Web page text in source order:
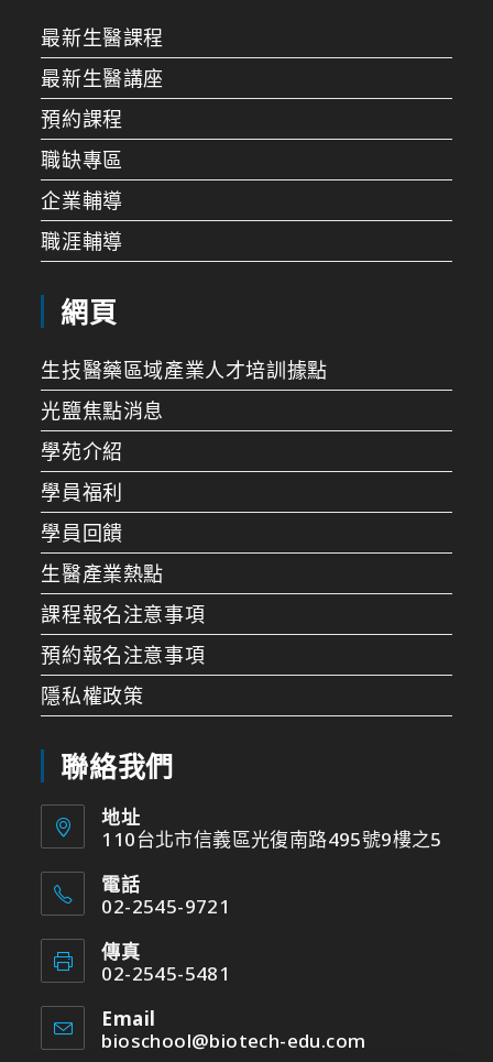
最新生醫課程
最新生醫講座
預約課程
職缺專區
企業輔導
職涯輔導
網頁
生技醫藥區域產業人才培訓據點
光鹽焦點消息
學苑介紹
學員福利
學員回饋
生醫產業熱點
課程報名注意事項
預約報名注意事項
隱私權政策
聯絡我們
地址
110台北市信義區光復南路495號9樓之5
電話
02-2545-9721
傳真
02-2545-5481
Email
bioschool@biotech-edu.com